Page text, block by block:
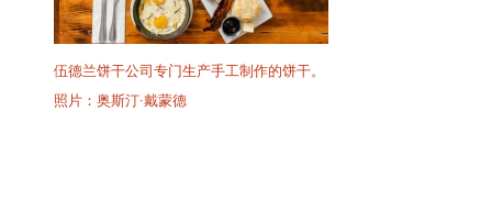
伍德兰饼干公司专门生产手工制作的饼干。
照片：奥斯汀·戴蒙德